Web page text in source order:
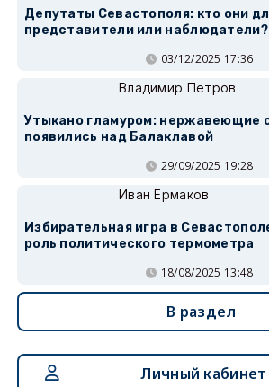
Депутаты Севастополя: кто они
представители или наблюдатели?
03/12/2025 17:36
Владимир Петров
Утыкано гламуром: нержавеющие
появились над Балаклавой
29/09/2025 19:28
Иван Ермаков
Избирательная игра в
роль политического термометра
18/08/2025 13:48
В раздел
Личный кабинет